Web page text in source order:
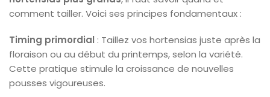
comment tailler. Voici ses principes fondamentaux :
Timing primordial : Taillez vos hortensias juste après la
floraison ou au début du printemps, selon la variété.
Cette pratique stimule la croissance de nouvelles
pousses vigoureuses.